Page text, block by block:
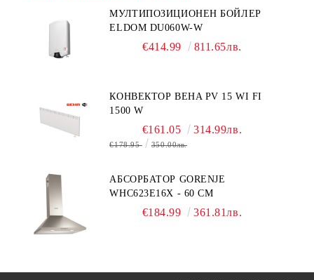
МУЛТИПОЗИЦИОНЕН БОЙЛЕР
ELDOM DU060W-W
€414.99 811.65лв.
КОНВЕКТОР BEHA PV 15 WI FI
1500 W
€161.05 314.99лв.
€178.95 350.00лв.
АБСОРБАТОР GORENJE
WHC623E16X - 60 СМ
€184.99 361.81лв.